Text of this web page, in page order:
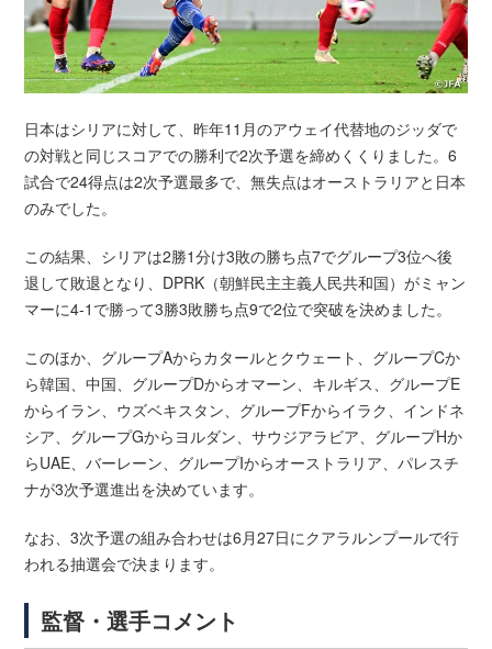
日本はシリアに対して、昨年11月のアウェイ代替地のジッダで
の対戦と同じスコアでの勝利で2次予選を締めくくりました。6
試合で24得点は2次予選最多で、無失点はオーストラリアと日本
のみでした。
この結果、シリアは2勝1分け3敗の勝ち点7でグループ3位へ後
退して敗退となり、DPRK（朝鮮民主主義人民共和国）がミャン
マーに4-1で勝って3勝3敗勝ち点9で2位で突破を決めました。
このほか、グループAからカタールとクウェート、グループCか
ら韓国、中国、グループDからオマーン、キルギス、グループE
からイラン、ウズベキスタン、グループFからイラク、インドネ
シア、グループGからヨルダン、サウジアラビア、グループHか
らUAE、バーレーン、グループIからオーストラリア、パレスチ
ナが3次予選進出を決めています。
なお、3次予選の組み合わせは6月27日にクアラルンプールで行
われる抽選会で決まります。
監督・選手コメント